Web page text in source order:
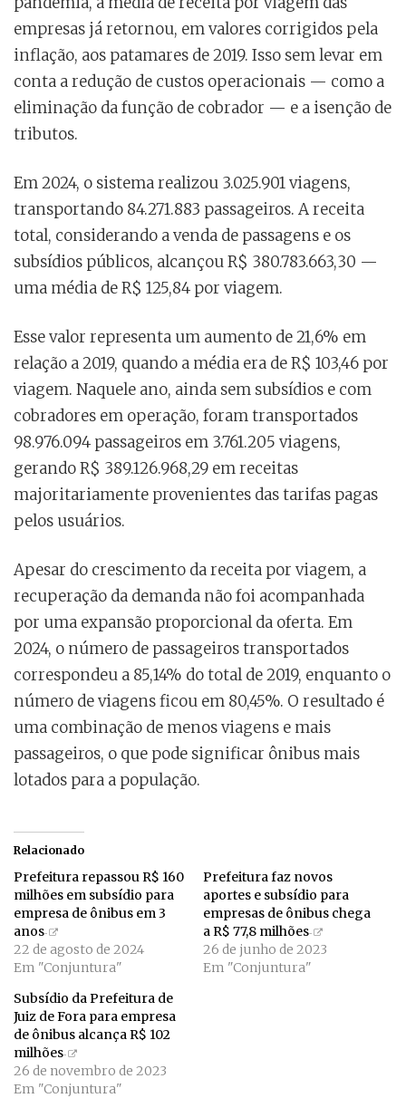
empresas já retornou, em valores corrigidos pela
inflação, aos patamares de 2019. Isso sem levar em
conta a redução de custos operacionais — como a
eliminação da função de cobrador — e a isenção de
tributos.
Em 2024, o sistema realizou 3.025.901 viagens,
transportando 84.271.883 passageiros. A receita
total, considerando a venda de passagens e os
subsídios públicos, alcançou R$ 380.783.663,30 —
uma média de R$ 125,84 por viagem.
Esse valor representa um aumento de 21,6% em
relação a 2019, quando a média era de R$ 103,46 por
viagem. Naquele ano, ainda sem subsídios e com
cobradores em operação, foram transportados
98.976.094 passageiros em 3.761.205 viagens,
gerando R$ 389.126.968,29 em receitas
majoritariamente provenientes das tarifas pagas
pelos usuários.
Apesar do crescimento da receita por viagem, a
recuperação da demanda não foi acompanhada
por uma expansão proporcional da oferta. Em
2024, o número de passageiros transportados
correspondeu a 85,14% do total de 2019, enquanto o
número de viagens ficou em 80,45%. O resultado é
uma combinação de menos viagens e mais
passageiros, o que pode significar ônibus mais
lotados para a população.
Relacionado
Prefeitura repassou R$ 160
milhões em subsídio para
empresa de ônibus em 3
anos
22 de agosto de 2024
Em "Conjuntura"
Prefeitura faz novos
aportes e subsídio para
empresas de ônibus chega
a R$ 77,8 milhões
26 de junho de 2023
Em "Conjuntura"
Subsídio da Prefeitura de
Juiz de Fora para empresa
de ônibus alcança R$ 102
milhões
26 de novembro de 2023
Em "Conjuntura"